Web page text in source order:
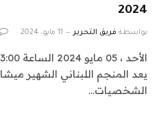
2024
بواسطة فريق التحرير 11 مايو، 2024
يعد المنجم اللبناني الشهير
الشخصيات…